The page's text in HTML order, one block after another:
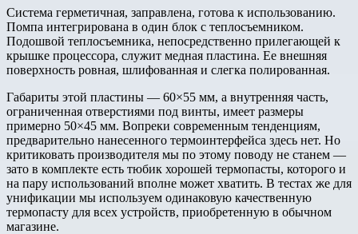
Система герметичная, заправлена, готова к использованию.
Помпа интегрирована в один блок с теплосъемником.
Подошвой теплосъемника, непосредственно прилегающей к
крышке процессора, служит медная пластина. Ее внешняя
поверхность ровная, шлифованная и слегка полированная.
Габариты этой пластины — 60×55 мм, а внутренняя часть,
ограниченная отверстиями под винты, имеет размеры
примерно 50×45 мм. Вопреки современным тенденциям,
предварительно нанесенного термоинтерфейса здесь нет. Но
критиковать производителя мы по этому поводу не станем —
зато в комплекте есть тюбик хорошей термопасты, которого и
на пару использований вполне может хватить. В тестах же для
унификации мы используем одинаковую качественную
термопасту для всех устройств, приобретенную в обычном
магазине.